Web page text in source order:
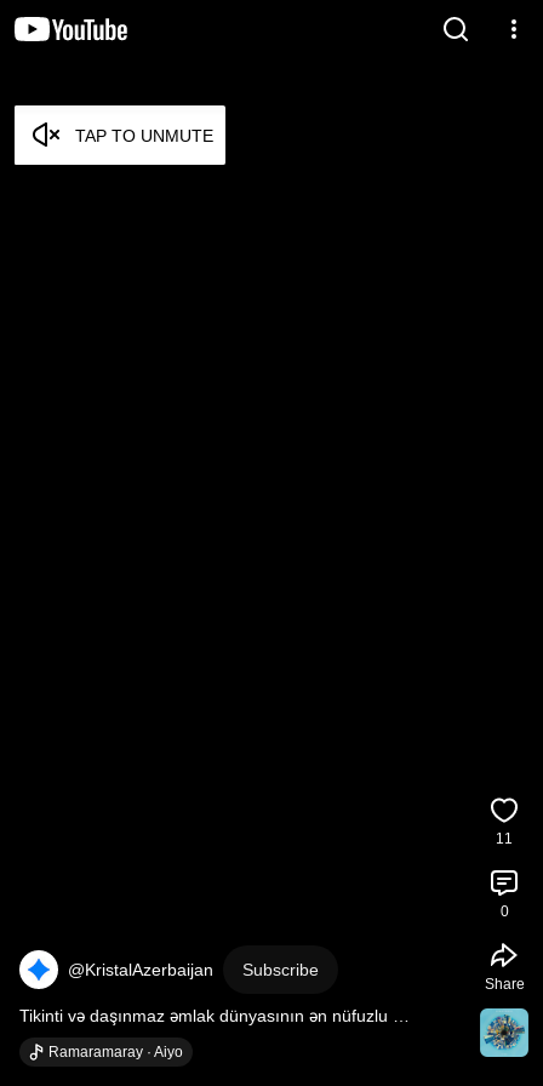
TAP TO UNMUTE
@KristalAzerbaijan Subscribe
Tikinti və daşınmaz əmlak dünyasının ən nüfuzlu
tədbirlərindən biri olan WUF 13-də biz də varıq💚
Ramaramaray · Aiyo
11
0
Share